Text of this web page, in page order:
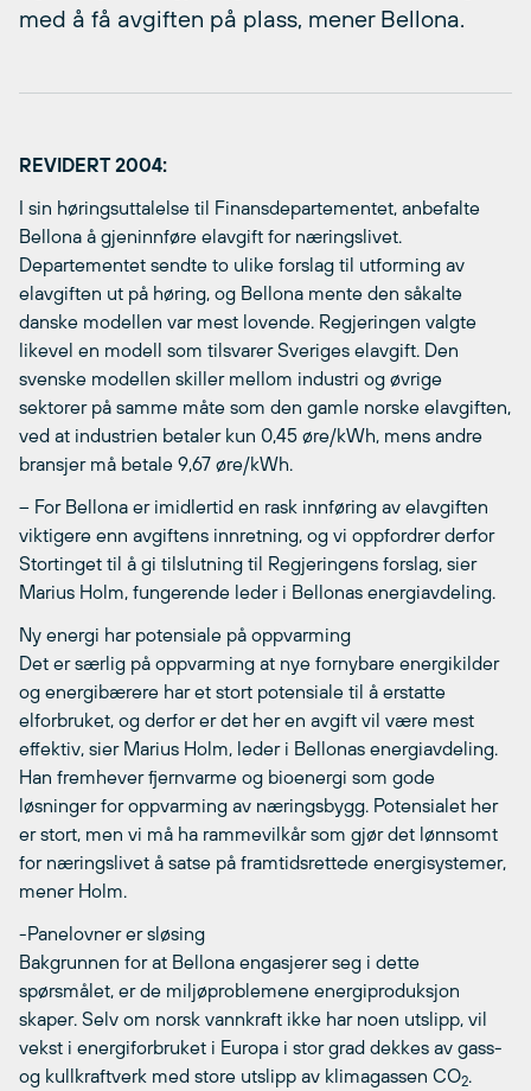
med å få avgiften på plass, mener Bellona.
REVIDERT 2004:
I sin høringsuttalelse til Finansdepartementet, anbefalte
Bellona å gjeninnføre elavgift for næringslivet.
Departementet sendte to ulike forslag til utforming av
elavgiften ut på høring, og Bellona mente den såkalte
danske modellen var mest lovende. Regjeringen valgte
likevel en modell som tilsvarer Sveriges elavgift. Den
svenske modellen skiller mellom industri og øvrige
sektorer på samme måte som den gamle norske elavgiften,
ved at industrien betaler kun 0,45 øre/kWh, mens andre
bransjer må betale 9,67 øre/kWh.
– For Bellona er imidlertid en rask innføring av elavgiften
viktigere enn avgiftens innretning, og vi oppfordrer derfor
Stortinget til å gi tilslutning til Regjeringens forslag, sier
Marius Holm, fungerende leder i Bellonas energiavdeling.
Ny energi har potensiale på oppvarming
Det er særlig på oppvarming at nye fornybare energikilder
og energibærere har et stort potensiale til å erstatte
elforbruket, og derfor er det her en avgift vil være mest
effektiv, sier Marius Holm, leder i Bellonas energiavdeling.
Han fremhever fjernvarme og bioenergi som gode
løsninger for oppvarming av næringsbygg. Potensialet her
er stort, men vi må ha rammevilkår som gjør det lønnsomt
for næringslivet å satse på framtidsrettede energisystemer,
mener Holm.
-Panelovner er sløsing
Bakgrunnen for at Bellona engasjerer seg i dette
spørsmålet, er de miljøproblemene energiproduksjon
skaper. Selv om norsk vannkraft ikke har noen utslipp, vil
vekst i energiforbruket i Europa i stor grad dekkes av gass-
og kullkraftverk med store utslipp av klimagassen CO2.